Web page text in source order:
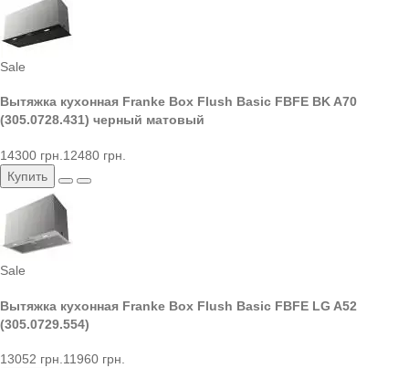
Sale
Вытяжка кухонная Franke Box Flush Basic FBFE BK A70
(305.0728.431) черный матовый
14300 грн. 12480 грн.
Купить
Sale
Вытяжка кухонная Franke Box Flush Basic FBFE LG A52
(305.0729.554)
13052 грн.11960 грн.